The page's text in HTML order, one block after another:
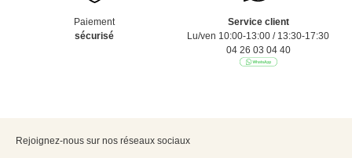
Paiement
sécurisé
Service client
Lu/ven 10:00-13:00 / 13:30-17:30
04 26 03 04 40
Rejoignez-nous sur nos réseaux sociaux